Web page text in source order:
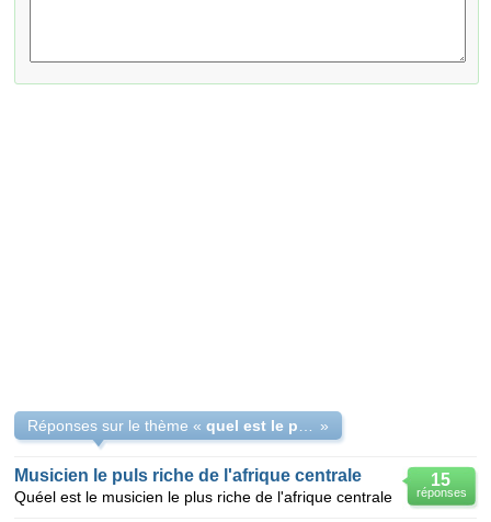
Réponses sur le thème « »
15
réponses
Musicien le puls riche de l'afrique centrale
Quéel est le musicien le plus riche de l'afrique centrale